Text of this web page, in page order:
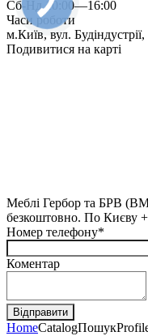
Сб-Нд 10:00—16:00
Часи роботи
м.Київ, вул. Будіндустрії,
Подивитися на карті
Меблі Гербор та БРВ
безкоштовно. По Києву
Номер телефону*
Коментар
HomeCatalogПошук